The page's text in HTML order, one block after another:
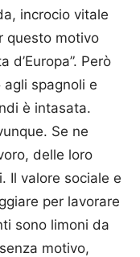
incrocio vitale
questo motivo
d’Europa”. Però
spagnoli e
è intasata.
Se ne
delle loro
Il valore sociale e
per lavorare
sono limoni da
motivo,